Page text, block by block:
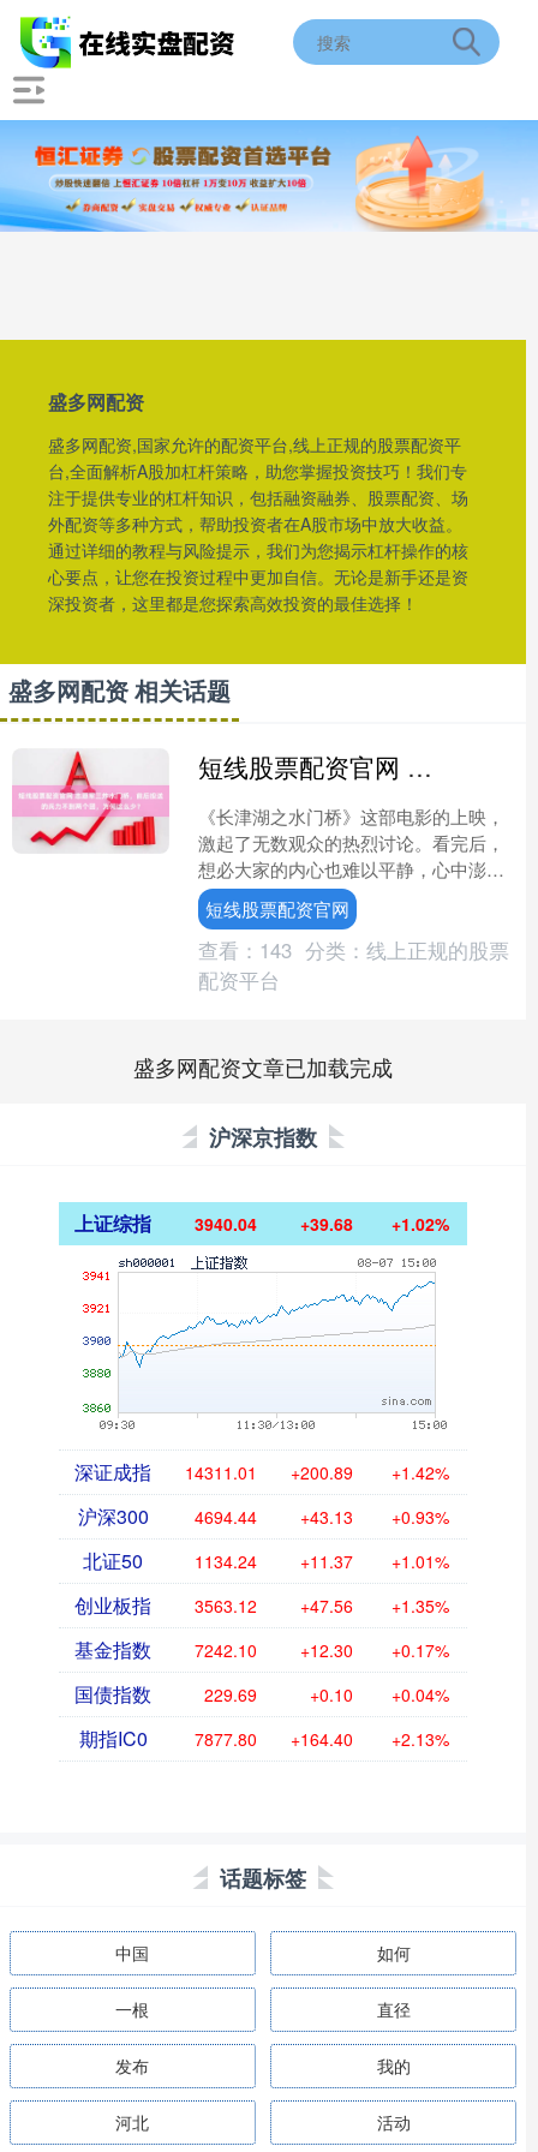
盛多网配资
盛多网配资,国家允许的配资平台,线上正规的股票配资平
台,全面解析A股加杠杆策略，助您掌握投资技巧！我们专
注于提供专业的杠杆知识，包括融资融券、股票配资、场
外配资等多种方式，帮助投资者在A股市场中放大收益。
通过详细的教程与风险提示，我们为您揭示杠杆操作的核
心要点，让您在投资过程中更加自信。无论是新手还是资
深投资者，这里都是您探索高效投资的最佳选择！
盛多网配资 相关话题
短线股票配资官网 志愿军三炸水门桥，前后投送的兵力不到两个团，为何这么少？
《长津湖之水门桥》这部电影的上映，
激起了无数观众的热烈讨论。看完后，
想必大家的内心也难以平静，心中澎湃
着热血与豪情。虽然影片并未完全遵循
历史的每个细节，但它依然....
短线股票配资官网
查看： 143 分类： 线上正规的股票
配资平台
盛多网配资文章已加载完成
沪深京指数
上证综指 3940.04 +39.68 +1.02%
深证成指 14311.01 +200.89 +1.42%
沪深300 4694.44 +43.13 +0.93%
北证50 1134.24 +11.37 +1.01%
创业板指 3563.12 +47.56 +1.35%
基金指数 7242.10 +12.30 +0.17%
国债指数 229.69 +0.10 +0.04%
期指IC0 7877.80 +164.40 +2.13%
话题标签
中国 如何
一根 直径
发布 我的
河北 活动